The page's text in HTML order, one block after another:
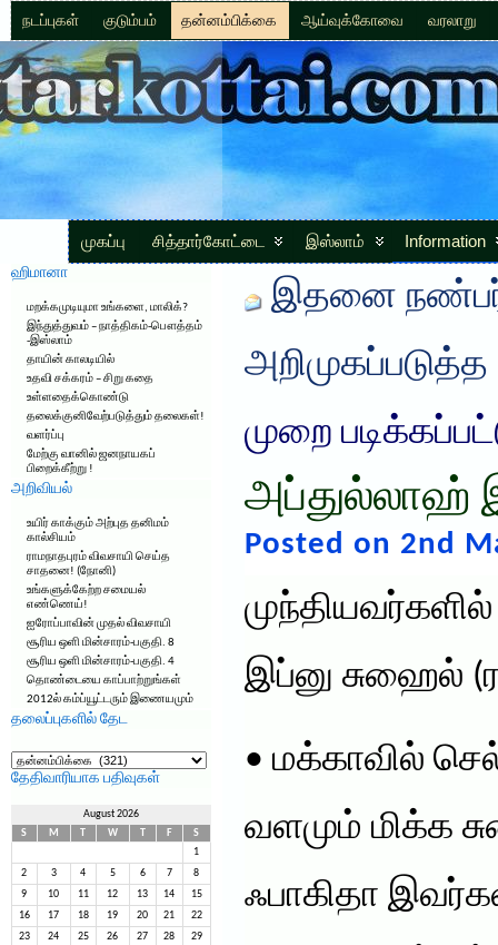
நடப்புகள் குடும்பம் தன்னம்பிக்கை ஆய்வுக்கோவை வரலாறு
முகப்பு சித்தார்கோட்டை இஸ்லாம் Information
ஹிமானா
மறக்கமுடியுமா உங்களை, மாலிக்?
இந்துத்துவம் – நாத்திகம்-பௌத்தம்
-இஸ்லாம்
தாயின் காலடியில்
உதவி சக்கரம் – சிறு கதை
உள்ளதைக்கொண்டு
தலைக்குனிவேற்படுத்தும் தலைகள்!
வளர்ப்பு
மேற்கு வானில் ஜனநாயகப்
பிறைக்கீற்று !
அறிவியல்
உயிர் காக்கும் அற்புத தனிமம்
கால்சியம்
ராமநாதபுரம் விவசாயி செய்த
சாதனை! (நோனி)
உங்களுக்கேற்ற சமையல்
எண்ணெய்!
ஐரோப்பாவின் முதல் விவசாயி
சூரிய ஒளி மின்சாரம்-பகுதி. 8
சூரிய ஒளி மின்சாரம்-பகுதி. 4
தொண்டையை காப்பாற்றுங்கள்
2012ல் கம்ப்யூட்டரும் இணையமும்
தலைப்புகளில் தேட
தலைப்புகளில்
தேட
தேதிவாரியாக பதிவுகள்
August 2026
S
M W F
S
1
2 3 4 5 6 7 8
9 10 11 12 13 14 15
16 17 18 19 20 21 22
23 24 25 26 27 28 29
இதனை
அறிமுகப்படுத்த
முறை
அப்துல்லாஹ்
Posted on 2nd
இப்னு சுஹைல்
• மக்காவில்
வளமும் மிக்க
ஃபாகிதா